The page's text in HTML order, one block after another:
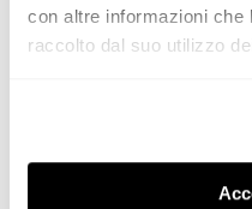
con altre informazioni che
raccolto dal suo utilizzo
Dopo il successo
Week 2019, continua il